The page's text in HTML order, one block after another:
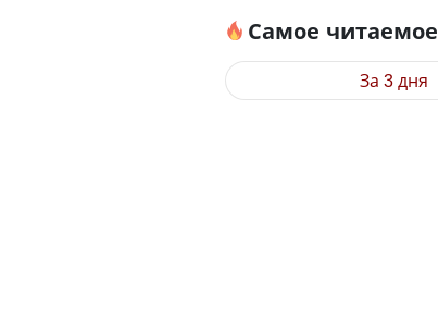
Самое читаемое
За 3 дня